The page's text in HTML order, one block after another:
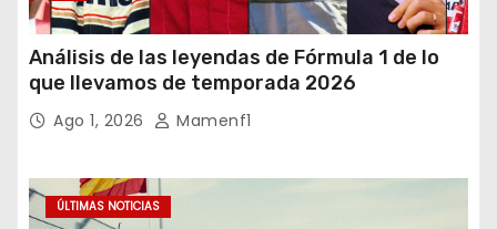
Análisis de las leyendas de Fórmula 1 de lo
que llevamos de temporada 2026
Ago 1, 2026 Mamenf1
ÚLTIMAS NOTICIAS